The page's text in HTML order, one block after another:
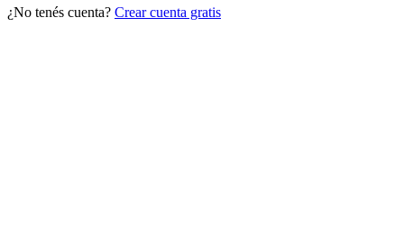
¿No tenés cuenta? Crear cuenta gratis